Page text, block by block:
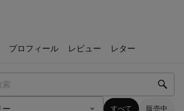
プロフィール レビュー レター
すべて 販売中